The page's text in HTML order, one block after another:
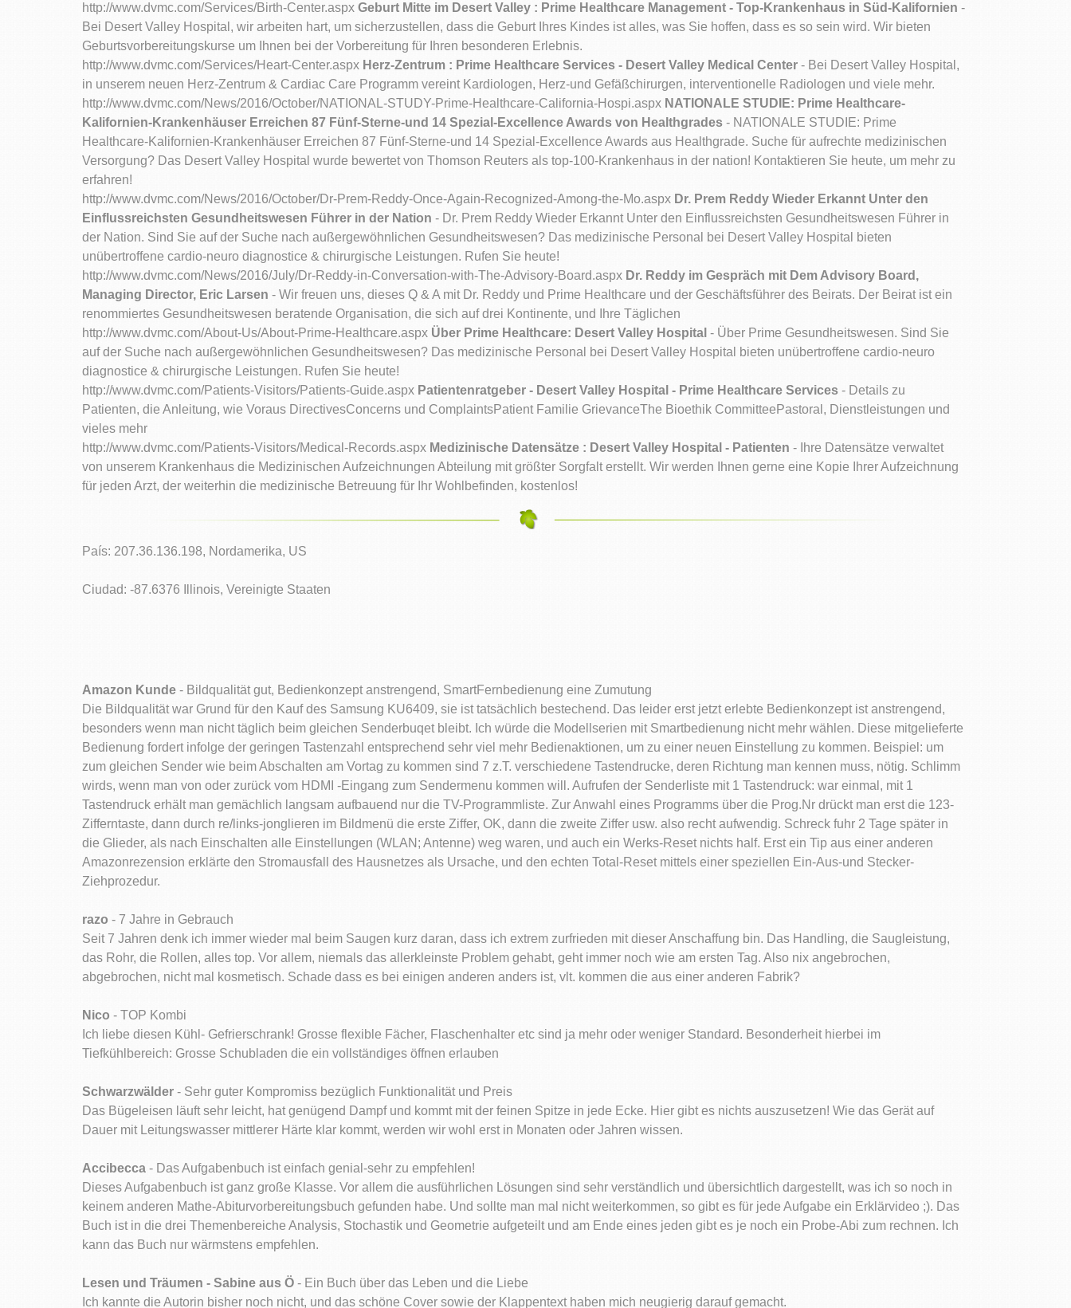
http://www.dvmc.com/Services/Birth-Center.aspxGeburt Mitte im Desert Valley : Prime Healthcare Management - Top-Krankenhaus in Süd-Kalifornien -
Bei Desert Valley Hospital, wir arbeiten hart, um sicherzustellen, dass die Geburt Ihres Kindes ist alles, was Sie hoffen, dass es so sein wird. Wir bieten
Geburtsvorbereitungskurse um Ihnen bei der Vorbereitung für Ihren besonderen Erlebnis.
http://www.dvmc.com/Services/Heart-Center.aspx Herz-Zentrum : Prime Healthcare Services - Desert Valley Medical Center - Bei Desert Valley Hospital,
in unserem neuen Herz-Zentrum & Cardiac Care Programm vereint Kardiologen, Herz-und Gefäßchirurgen, interventionelle Radiologen und viele mehr.
http://www.dvmc.com/News/2016/October/NATIONAL-STUDY-Prime-Healthcare-California-Hospi.aspx NATIONALE STUDIE: Prime Healthcare-
Kalifornien-Krankenhäuser Erreichen 87 Fünf-Sterne-und 14 Spezial-Excellence Awards von Healthgrades - NATIONALE STUDIE: Prime
Healthcare-Kalifornien-Krankenhäuser Erreichen 87 Fünf-Sterne-und 14 Spezial-Excellence Awards aus Healthgrade. Suche für aufrechte medizinischen
Versorgung? Das Desert Valley Hospital wurde bewertet von Thomson Reuters als top-100-Krankenhaus in der nation! Kontaktieren Sie heute, um mehr zu
erfahren!
http://www.dvmc.com/News/2016/October/Dr-Prem-Reddy-Once-Again-Recognized-Among-the-Mo.aspx Dr. Prem Reddy Wieder Erkannt Unter den
Einflussreichsten Gesundheitswesen Führer in der Nation - Dr. Prem Reddy Wieder Erkannt Unter den Einflussreichsten Gesundheitswesen Führer in
der Nation. Sind Sie auf der Suche nach außergewöhnlichen Gesundheitswesen? Das medizinische Personal bei Desert Valley Hospital bieten
unübertroffene cardio-neuro diagnostice & chirurgische Leistungen. Rufen Sie heute!
http://www.dvmc.com/News/2016/July/Dr-Reddy-in-Conversation-with-The-Advisory-Board.aspx Dr. Reddy im Gespräch mit Dem Advisory Board,
Managing Director, Eric Larsen - Wir freuen uns, dieses Q & A mit Dr. Reddy und Prime Healthcare und der Geschäftsführer des Beirats. Der Beirat ist ein
renommiertes Gesundheitswesen beratende Organisation, die sich auf drei Kontinente, und Ihre Täglichen
http://www.dvmc.com/About-Us/About-Prime-Healthcare.aspx Über Prime Healthcare: Desert Valley Hospital - Über Prime Gesundheitswesen. Sind Sie
auf der Suche nach außergewöhnlichen Gesundheitswesen? Das medizinische Personal bei Desert Valley Hospital bieten unübertroffene cardio-neuro
diagnostice & chirurgische Leistungen. Rufen Sie heute!
http://www.dvmc.com/Patients-Visitors/Patients-Guide.aspx Patientenratgeber - Desert Valley Hospital - Prime Healthcare Services - Details zu
Patienten, die Anleitung, wie Voraus DirectivesConcerns und ComplaintsPatient Familie GrievanceThe Bioethik CommitteePastoral, Dienstleistungen und
vieles mehr
http://www.dvmc.com/Patients-Visitors/Medical-Records.aspx Medizinische Datensätze : Desert Valley Hospital - Patienten - Ihre Datensätze verwaltet
von unserem Krankenhaus die Medizinischen Aufzeichnungen Abteilung mit größter Sorgfalt erstellt. Wir werden Ihnen gerne eine Kopie Ihrer Aufzeichnung
für jeden Arzt, der weiterhin die medizinische Betreuung für Ihr Wohlbefinden, kostenlos!
País: 207.36.136.198, Nordamerika, US
Ciudad: -87.6376 Illinois, Vereinigte Staaten
Amazon Kunde - Bildqualität gut, Bedienkonzept anstrengend, SmartFernbedienung eine Zumutung
Die Bildqualität war Grund für den Kauf des Samsung KU6409, sie ist tatsächlich bestechend. Das leider erst jetzt erlebte Bedienkonzept ist anstrengend,
besonders wenn man nicht täglich beim gleichen Senderbuqet bleibt. Ich würde die Modellserien mit Smartbedienung nicht mehr wählen. Diese mitgelieferte
Bedienung fordert infolge der geringen Tastenzahl entsprechend sehr viel mehr Bedienaktionen, um zu einer neuen Einstellung zu kommen. Beispiel: um
zum gleichen Sender wie beim Abschalten am Vortag zu kommen sind 7 z.T. verschiedene Tastendrucke, deren Richtung man kennen muss, nötig. Schlimm
wirds, wenn man von oder zurück vom HDMI -Eingang zum Sendermenu kommen will. Aufrufen der Senderliste mit 1 Tastendruck: war einmal, mit 1
Tastendruck erhält man gemächlich langsam aufbauend nur die TV-Programmliste. Zur Anwahl eines Programms über die Prog.Nr drückt man erst die 123-
Zifferntaste, dann durch re/links-jonglieren im Bildmenü die erste Ziffer, OK, dann die zweite Ziffer usw. also recht aufwendig. Schreck fuhr 2 Tage später in
die Glieder, als nach Einschalten alle Einstellungen (WLAN; Antenne) weg waren, und auch ein Werks-Reset nichts half. Erst ein Tip aus einer anderen
Amazonrezension erklärte den Stromausfall des Hausnetzes als Ursache, und den echten Total-Reset mittels einer speziellen Ein-Aus-und Stecker-
Ziehprozedur.
razo - 7 Jahre in Gebrauch
Seit 7 Jahren denk ich immer wieder mal beim Saugen kurz daran, dass ich extrem zurfrieden mit dieser Anschaffung bin. Das Handling, die Saugleistung,
das Rohr, die Rollen, alles top. Vor allem, niemals das allerkleinste Problem gehabt, geht immer noch wie am ersten Tag. Also nix angebrochen,
abgebrochen, nicht mal kosmetisch. Schade dass es bei einigen anderen anders ist, vlt. kommen die aus einer anderen Fabrik?
Nico - TOP Kombi
Ich liebe diesen Kühl- Gefrierschrank! Grosse flexible Fächer, Flaschenhalter etc sind ja mehr oder weniger Standard. Besonderheit hierbei im
Tiefkühlbereich: Grosse Schubladen die ein vollständiges öffnen erlauben
Schwarzwälder - Sehr guter Kompromiss bezüglich Funktionalität und Preis
Das Bügeleisen läuft sehr leicht, hat genügend Dampf und kommt mit der feinen Spitze in jede Ecke. Hier gibt es nichts auszusetzen! Wie das Gerät auf
Dauer mit Leitungswasser mittlerer Härte klar kommt, werden wir wohl erst in Monaten oder Jahren wissen.
Accibecca - Das Aufgabenbuch ist einfach genial-sehr zu empfehlen!
Dieses Aufgabenbuch ist ganz große Klasse. Vor allem die ausführlichen Lösungen sind sehr verständlich und übersichtlich dargestellt, was ich so noch in
keinem anderen Mathe-Abiturvorbereitungsbuch gefunden habe. Und sollte man mal nicht weiterkommen, so gibt es für jede Aufgabe ein Erklärvideo ;). Das
Buch ist in die drei Themenbereiche Analysis, Stochastik und Geometrie aufgeteilt und am Ende eines jeden gibt es je noch ein Probe-Abi zum rechnen. Ich
kann das Buch nur wärmstens empfehlen.
Lesen und Träumen - Sabine aus Ö - Ein Buch über das Leben und die Liebe
Ich kannte die Autorin bisher noch nicht, und das schöne Cover sowie der Klappentext haben mich neugierig darauf gemacht.